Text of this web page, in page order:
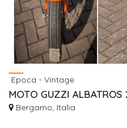
Epoca - Vintage
MOTO GUZZI
Bergamo, Italia